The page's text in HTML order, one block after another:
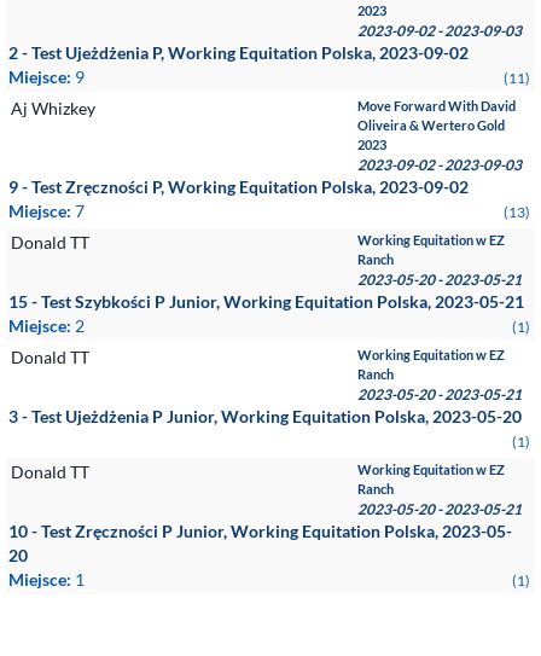
2023
2023-09-02 - 2023-09-03
2 - Test Ujeżdżenia P, Working Equitation Polska, 2023-09-02
Miejsce: 9 (11)
Aj Whizkey
Move Forward With David
Oliveira & Wertero Gold
2023
2023-09-02 - 2023-09-03
9 - Test Zręczności P, Working Equitation Polska, 2023-09-02
Miejsce: 7 (13)
Donald TT
Working Equitation w EZ
Ranch
2023-05-20 - 2023-05-21
15 - Test Szybkości P Junior, Working Equitation Polska, 2023-05-21
Miejsce: 2 (1)
Donald TT
Working Equitation w EZ
Ranch
2023-05-20 - 2023-05-21
3 - Test Ujeżdżenia P Junior, Working Equitation Polska, 2023-05-20
(1)
Donald TT
Working Equitation w EZ
Ranch
2023-05-20 - 2023-05-21
10 - Test Zręczności P Junior, Working Equitation Polska, 2023-05-
20
Miejsce: 1 (1)